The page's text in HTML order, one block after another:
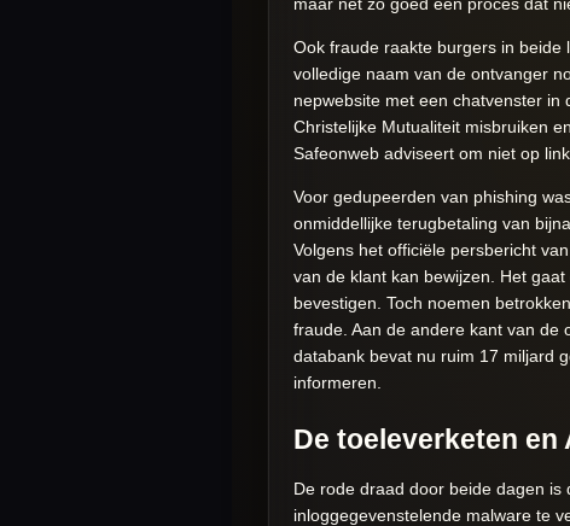
Ook fraude raakte burgers in
volledige naam van de ontvanger
nepwebsite met een chatvenster in
Christelijke Mutualiteit misbruiken
Safeonweb adviseert om niet op
Voor gedupeerden van phishing
onmiddellijke terugbetaling van
Volgens het officiële persbericht
van de klant kan bewijzen. Het
bevestigen. Toch noemen
fraude. Aan de andere kant van de
databank bevat nu ruim 17 miljard
informeren.
De toeleverketen
De rode draad door beide dagen
inloggegevenstelende malware te